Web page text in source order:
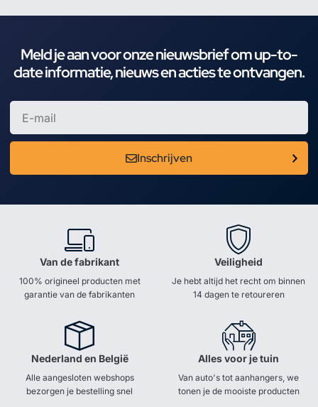
Meld je aan voor onze nieuwsbrief om up-to-
date informatie, nieuws en acties te ontvangen.
Inschrijven
Van de fabrikant
100% origineel producten met
garantie van de fabrikanten
Veiligheid
Je hebt altijd het recht om binnen
14 dagen te retoureren
Nederland en België
Alle aangesloten webshops
bezorgen je bestelling snel
Alles voor je tuin
Van auto's tot aanhangers, we
tonen je de mooiste producten